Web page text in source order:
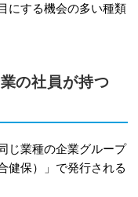
にする機会の多い種類
の社員が持つ
じ業種の企業グループ
健保）」で発行される